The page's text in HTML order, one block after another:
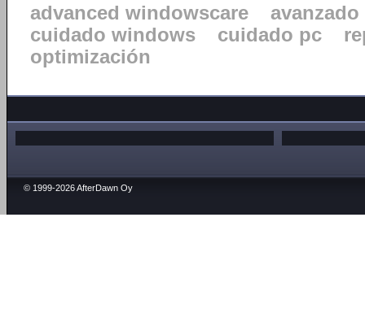
advanced windowscare
avanzado
cuidado windows
cuidado pc
optimización
© 1999-2026 AfterDawn Oy